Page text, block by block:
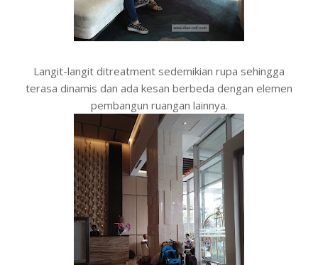
Langit-langit ditreatment sedemikian rupa sehingga
terasa dinamis dan ada kesan berbeda dengan elemen
pembangun ruangan lainnya.